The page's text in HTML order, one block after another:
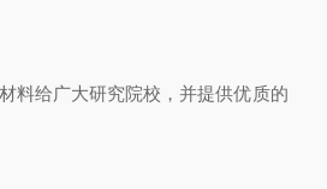
料给广大研究院校，并提供优质的